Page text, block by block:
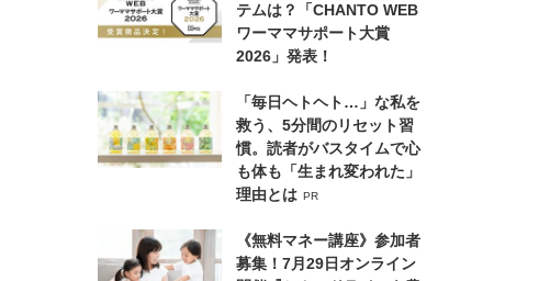
テムは？「CHANTO WEB
ワーママサポート大賞
2026」発表！
「毎日ヘトヘト…」な私を
救う、5分間のリセット習
慣。読者がバスタイムで心
も体も「生まれ変われた」
理由とは PR
《無料マネー講座》参加者
募集！7月29日オンライン